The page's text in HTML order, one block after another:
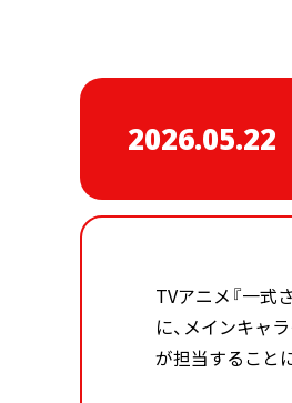
2026.05.22
TVアニメ『一式
に、メインキャ
が担当すること